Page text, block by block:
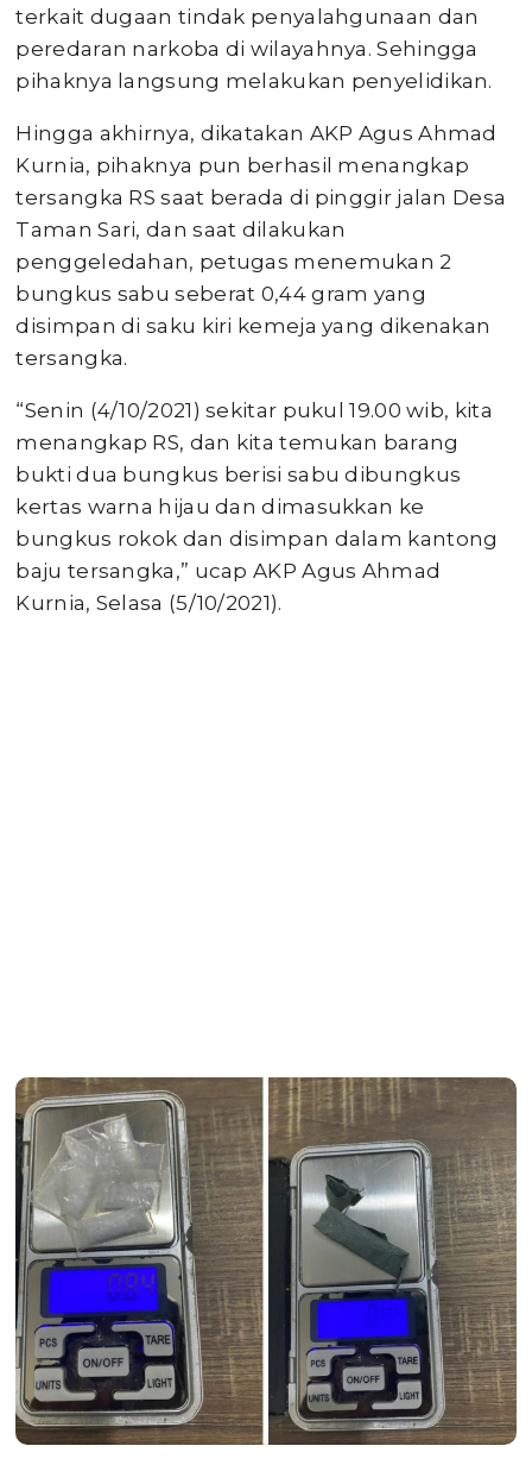
terkait dugaan tindak penyalahgunaan dan
peredaran narkoba di wilayahnya. Sehingga
pihaknya langsung melakukan penyelidikan.
Hingga akhirnya, dikatakan AKP Agus Ahmad
Kurnia, pihaknya pun berhasil menangkap
tersangka RS saat berada di pinggir jalan Desa
Taman Sari, dan saat dilakukan
penggeledahan, petugas menemukan 2
bungkus sabu seberat 0,44 gram yang
disimpan di saku kiri kemeja yang dikenakan
tersangka.
“Senin (4/10/2021) sekitar pukul 19.00 wib, kita
menangkap RS, dan kita temukan barang
bukti dua bungkus berisi sabu dibungkus
kertas warna hijau dan dimasukkan ke
bungkus rokok dan disimpan dalam kantong
baju tersangka,” ucap AKP Agus Ahmad
Kurnia, Selasa (5/10/2021).